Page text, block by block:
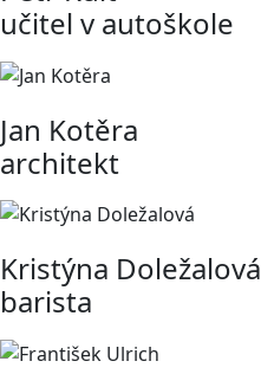
učitel v autoškole
Jan Kotěra
architekt
Kristýna Doležalová
barista